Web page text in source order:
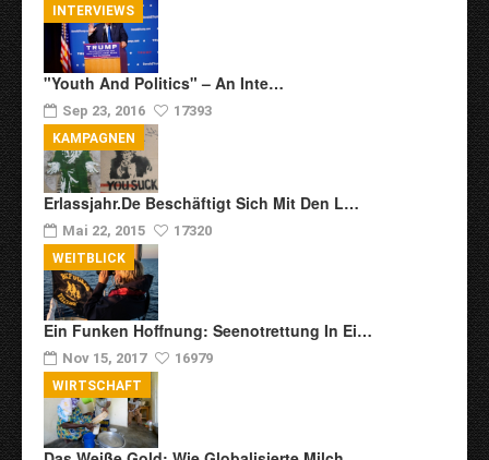
"Youth And Politics" – An Inte…
Sep 23, 2016 17393
INTERVIEWS
Erlassjahr.de Beschäftigt Sich Mit Den L…
Mai 22, 2015 17320
KAMPAGNEN
Ein Funken Hoffnung: Seenotrettung In Ei…
Nov 15, 2017 16979
WEITBLICK
WIRTSCHAFT